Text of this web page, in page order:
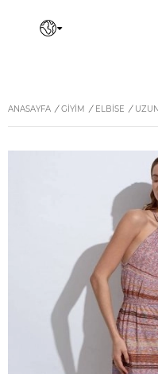
ANASAYFA / GİYİM / ELBISE /